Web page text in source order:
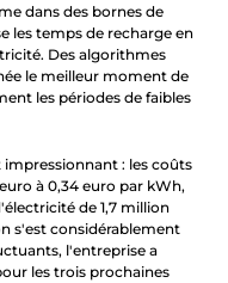
dans des bornes de
les temps de recharge en
Des algorithmes
le meilleur moment de
les périodes de faibles
: les coûts
à 0,34 euro par kWh,
de 1,7 million
s'est considérablement
l'entreprise a
les trois prochaines